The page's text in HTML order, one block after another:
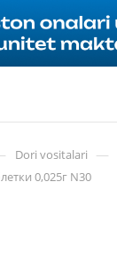
Dori vositalari —
0,025г N30